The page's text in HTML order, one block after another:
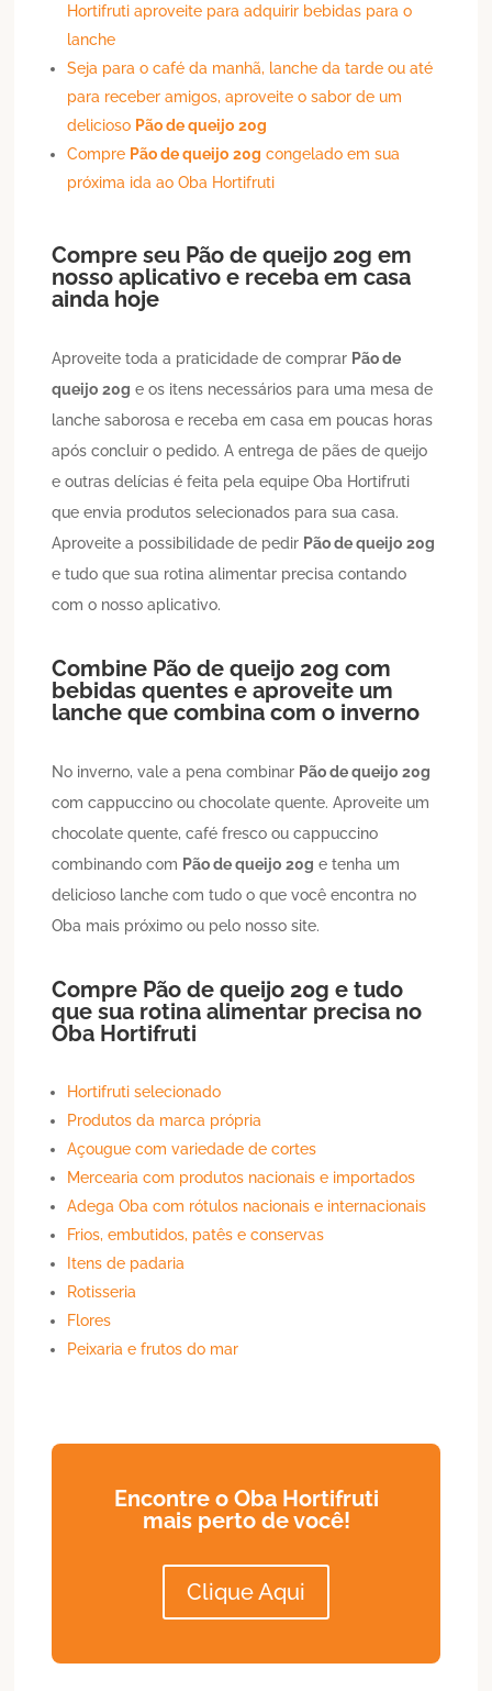
Hortifruti aproveite para adquirir bebidas para o
lanche
Seja para o café da manhã, lanche da tarde ou até
para receber amigos, aproveite o sabor de um
delicioso Pão de queijo 20g
Compre Pão de queijo 20g congelado em sua
próxima ida ao Oba Hortifruti
Compre seu Pão de queijo 20g em
nosso aplicativo e receba em casa
ainda hoje
Aproveite toda a praticidade de comprar Pão de
queijo 20g e os itens necessários para uma mesa de
lanche saborosa e receba em casa em poucas horas
após concluir o pedido. A entrega de pães de queijo
e outras delícias é feita pela equipe Oba Hortifruti
que envia produtos selecionados para sua casa.
Aproveite a possibilidade de pedir Pão de queijo 20g
e tudo que sua rotina alimentar precisa contando
com o nosso aplicativo.
Combine Pão de queijo 20g com
bebidas quentes e aproveite um
lanche que combina com o inverno
No inverno, vale a pena combinar Pão de queijo 20g
com cappuccino ou chocolate quente. Aproveite um
chocolate quente, café fresco ou cappuccino
combinando com Pão de queijo 20g e tenha um
delicioso lanche com tudo o que você encontra no
Oba mais próximo ou pelo nosso site.
Compre Pão de queijo 20g e tudo
que sua rotina alimentar precisa no
Oba Hortifruti
Hortifruti selecionado
Produtos da marca própria
Açougue com variedade de cortes
Mercearia com produtos nacionais e importados
Adega Oba com rótulos nacionais e internacionais
Frios, embutidos, patês e conservas
Itens de padaria
Rotisseria
Flores
Peixaria e frutos do mar
Encontre o Oba Hortifruti
mais perto de você!
Clique Aqui